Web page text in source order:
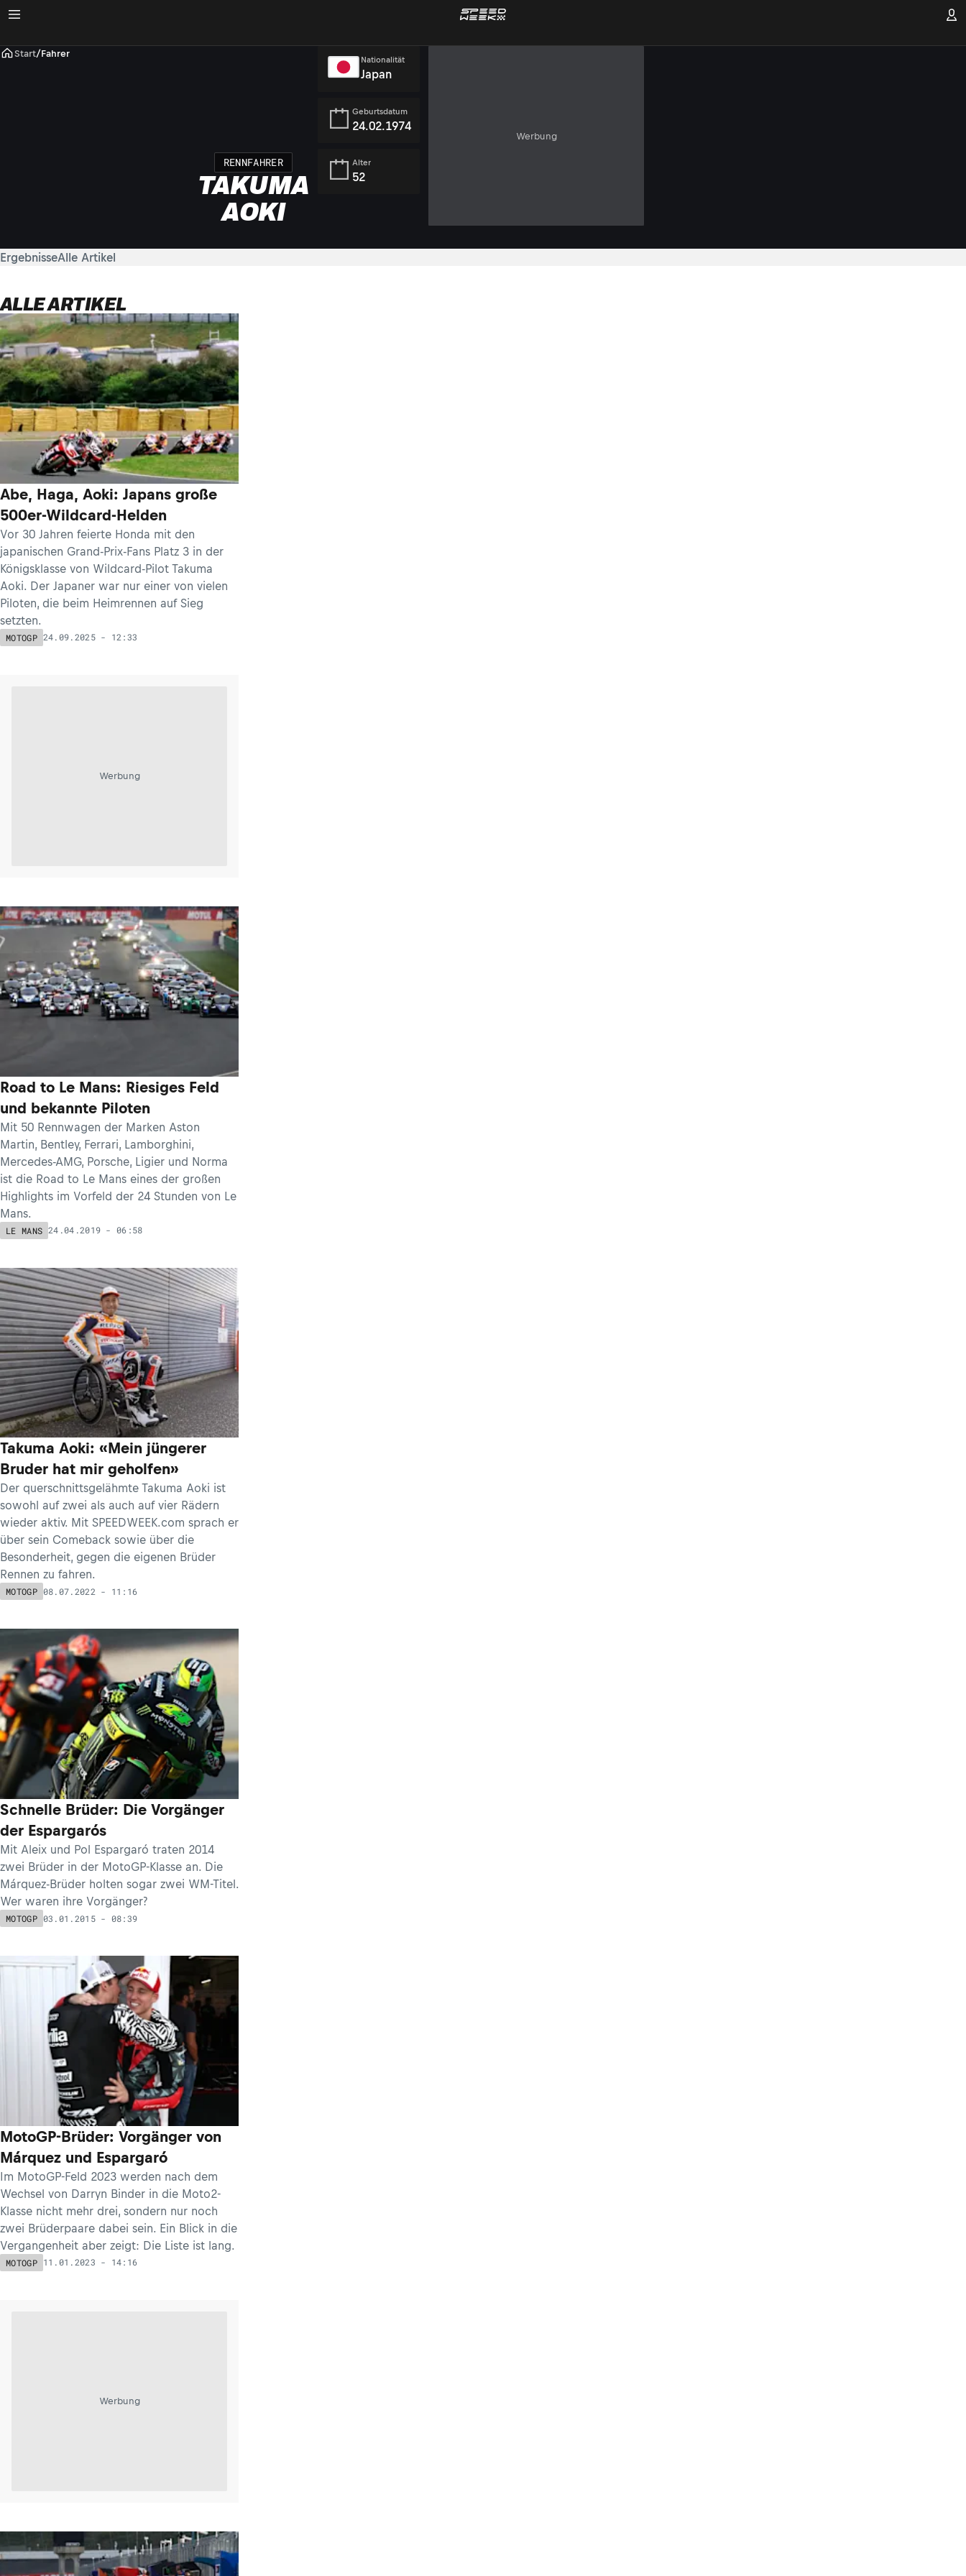
Start/Fahrer
RENNFAHRER
TAKUMA
AOKI
Nationalität
Japan
Geburtsdatum
24.02.1974
Alter
52
Werbung
ErgebnisseAlle Artikel
ALLE ARTIKEL
Abe, Haga, Aoki: Japans große
500er-Wildcard-Helden
Vor 30 Jahren feierte Honda mit den
japanischen Grand-Prix-Fans Platz 3 in der
Königsklasse von Wildcard-Pilot Takuma
Aoki. Der Japaner war nur einer von vielen
Piloten, die beim Heimrennen auf Sieg
setzten.
MOTOGP 24.09.2025 - 12:33
Werbung
Road to Le Mans: Riesiges Feld
und bekannte Piloten
Mit 50 Rennwagen der Marken Aston
Martin, Bentley, Ferrari, Lamborghini,
Mercedes-AMG, Porsche, Ligier und Norma
ist die Road to Le Mans eines der großen
Highlights im Vorfeld der 24 Stunden von Le
Mans.
LE MANS 24.04.2019 - 06:58
Takuma Aoki: «Mein jüngerer
Bruder hat mir geholfen»
Der querschnittsgelähmte Takuma Aoki ist
sowohl auf zwei als auch auf vier Rädern
wieder aktiv. Mit SPEEDWEEK.com sprach er
über sein Comeback sowie über die
Besonderheit, gegen die eigenen Brüder
Rennen zu fahren.
MOTOGP 08.07.2022 - 11:16
Schnelle Brüder: Die Vorgänger
der Espargarós
Mit Aleix und Pol Espargaró traten 2014
zwei Brüder in der MotoGP-Klasse an. Die
Márquez-Brüder holten sogar zwei WM-Titel.
Wer waren ihre Vorgänger?
MOTOGP 03.01.2015 - 08:39
MotoGP-Brüder: Vorgänger von
Márquez und Espargaró
Im MotoGP-Feld 2023 werden nach dem
Wechsel von Darryn Binder in die Moto2-
Klasse nicht mehr drei, sondern nur noch
zwei Brüderpaare dabei sein. Ein Blick in die
Vergangenheit aber zeigt: Die Liste ist lang.
MOTOGP 11.01.2023 - 14:16
Werbung